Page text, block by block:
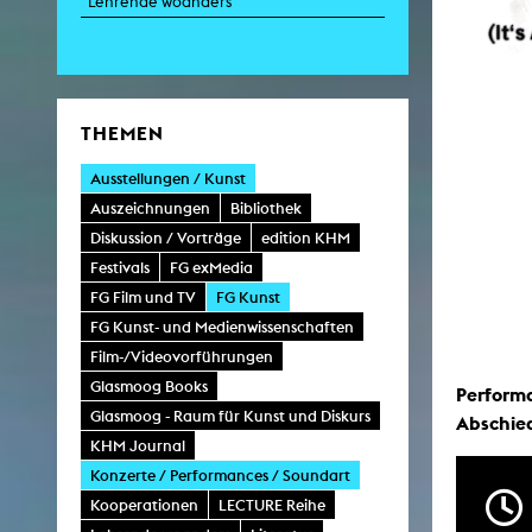
THEMEN
Ausstellungen / Kunst
Auszeichnungen
Bibliothek
Diskussion / Vorträge
edition KHM
Festivals
FG exMedia
FG Film und TV
FG Kunst
FG Kunst- und Medienwissenschaften
Film-/Videovorführungen
Glasmoog Books
Glasmoog - Raum für Kunst und Diskurs
KHM Journal
Konzerte / Performances / Soundart
Kooperationen
LECTURE Reihe